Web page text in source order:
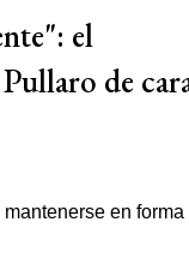
el
de